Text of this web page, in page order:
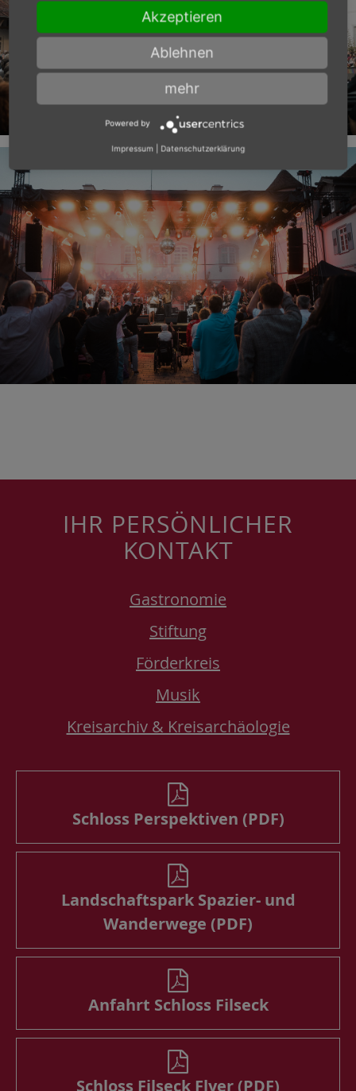
IHR PERSÖNLICHER
KONTAKT
Gastronomie
Stiftung
Förderkreis
Musik
Kreisarchiv & Kreisarchäologie
Schloss Perspektiven (PDF)
Landschaftspark Spazier- und
Wanderwege (PDF)
Anfahrt Schloss Filseck
Schloss Filseck Flyer (PDF)
Akzeptieren
Ablehnen
mehr
Powered by
Impressum Datenschutzerklärung